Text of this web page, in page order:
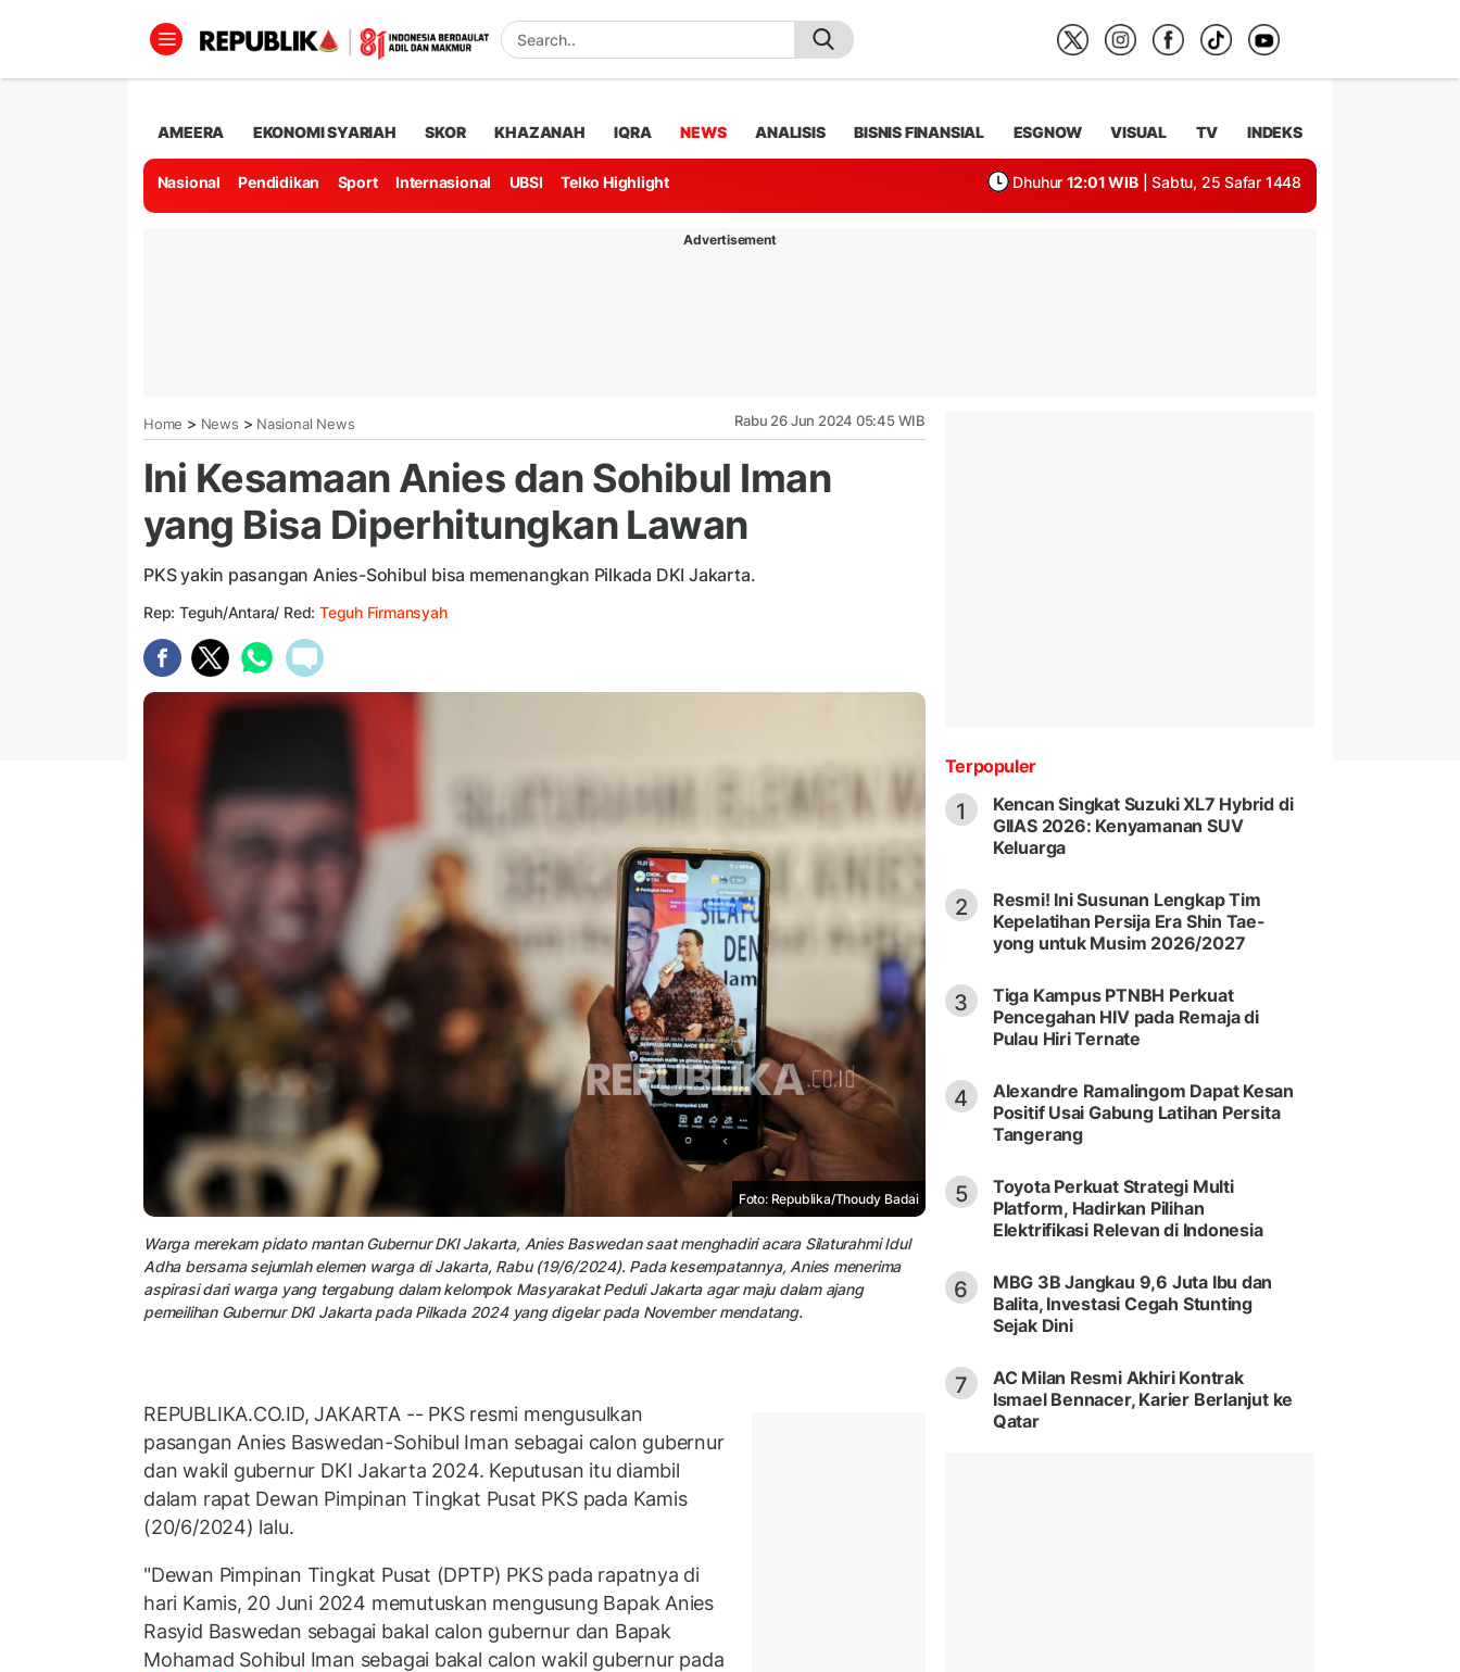
AMEERA EKONOMI SYARIAH SKOR KHAZANAH IQRA NEWS ANALISIS BISNIS FINANSIAL ESGNOW VISUAL TV INDEKS
Nasional Pendidikan Sport Internasional UBSI Telko Highlight Dhuhur 12:01 WIB | Sabtu, 25 Safar 1448
Advertisement
Home > News > Nasional News Rabu 26 Jun 2024 05:45 WIB
Ini Kesamaan Anies dan Sohibul Iman
yang Bisa Diperhitungkan Lawan
PKS yakin pasangan Anies-Sohibul bisa memenangkan Pilkada DKI Jakarta.
Rep: Teguh/Antara/ Red: Teguh Firmansyah
Foto: Republika/Thoudy Badai
Warga merekam pidato mantan Gubernur DKI Jakarta, Anies Baswedan saat menghadiri acara Silaturahmi Idul
Adha bersama sejumlah elemen warga di Jakarta, Rabu (19/6/2024). Pada kesempatannya, Anies menerima
aspirasi dari warga yang tergabung dalam kelompok Masyarakat Peduli Jakarta agar maju dalam ajang
pemeilihan Gubernur DKI Jakarta pada Pilkada 2024 yang digelar pada November mendatang.
REPUBLIKA.CO.ID, JAKARTA -- PKS resmi mengusulkan
pasangan Anies Baswedan-Sohibul Iman sebagai calon gubernur
dan wakil gubernur DKI Jakarta 2024. Keputusan itu diambil
dalam rapat Dewan Pimpinan Tingkat Pusat PKS pada Kamis
(20/6/2024) lalu.
"Dewan Pimpinan Tingkat Pusat (DPTP) PKS pada rapatnya di
hari Kamis, 20 Juni 2024 memutuskan mengusung Bapak Anies
Rasyid Baswedan sebagai bakal calon gubernur dan Bapak
Mohamad Sohibul Iman sebagai bakal calon wakil gubernur pada
Terpopuler
1
Kencan Singkat Suzuki XL7 Hybrid di
GIIAS 2026: Kenyamanan SUV
Keluarga
2
Resmi! Ini Susunan Lengkap Tim
Kepelatihan Persija Era Shin Tae-
yong untuk Musim 2026/2027
3
Tiga Kampus PTNBH Perkuat
Pencegahan HIV pada Remaja di
Pulau Hiri Ternate
4
Alexandre Ramalingom Dapat Kesan
Positif Usai Gabung Latihan Persita
Tangerang
5
Toyota Perkuat Strategi Multi
Platform, Hadirkan Pilihan
Elektrifikasi Relevan di Indonesia
6
MBG 3B Jangkau 9,6 Juta Ibu dan
Balita, Investasi Cegah Stunting
Sejak Dini
7
AC Milan Resmi Akhiri Kontrak
Ismael Bennacer, Karier Berlanjut ke
Qatar